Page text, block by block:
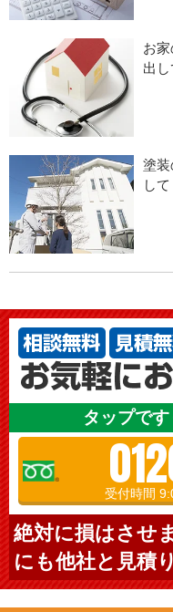
お
出
塗
し
タップで
受付時間
絶対に損はさせ
にも他社と見積